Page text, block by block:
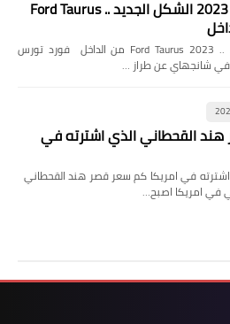
اسعار تورس 2023 الشكل الجديد .. Ford Taurus
اسعار تورس 2023 الشكل الجديد .. Ford Taurus 2023 من الداخل فورد تورس
القحطاني الذي اشترته في
في امريكا كم سعر قصر هند القحطاني
في امريكا اصبح…